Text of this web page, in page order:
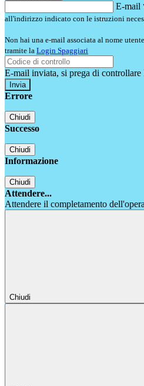
E-mail
all'indirizzo indicato con le istruzioni
Non hai una e-mail associata al nome
tramite la Login Spaggiari
E-mail inviata, si prega di controllare
Errore
Chiudi
Successo
Chiudi
Informazione
Chiudi
Attendere...
Attendere il completamento
Chiudi